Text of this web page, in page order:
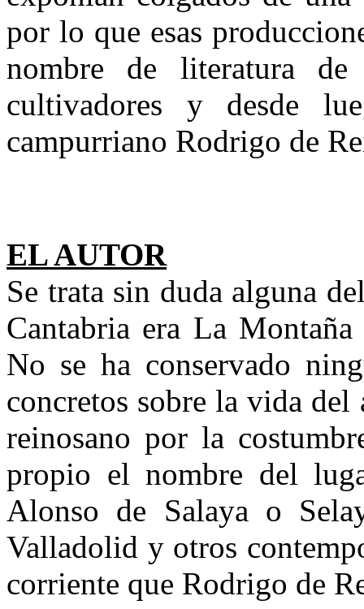
por lo que esas
nombre de literatura
cultivadores y desde
campurriano Rodrigo de
EL AUTOR
Se trata sin duda alguna
Cantabria era La
No se ha conservado
concretos sobre la vida del
reinosano por la
propio el nombre del
Alonso de Salaya o
Valladolid y otros
corriente que Rodrigo de